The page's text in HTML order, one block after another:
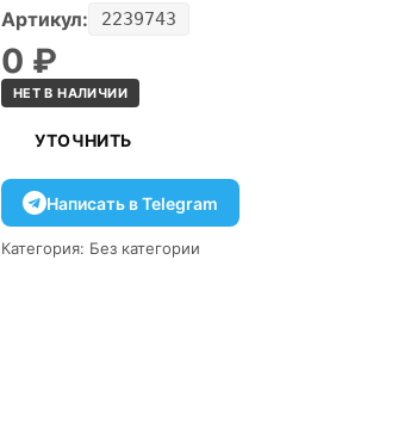
Артикул: 2239743
0 ₽
НЕТ В НАЛИЧИИ
УТОЧНИТЬ
Написать в Telegram
Категория: Без категории